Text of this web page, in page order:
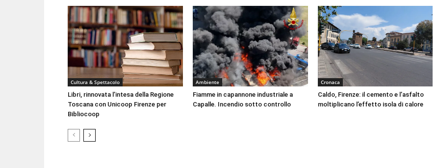
Cultura & Spettacolo
Libri, rinnovata l’intesa della Regione
Toscana con Unicoop Firenze per
Bibliocoop
Ambiente
Fiamme in capannone industriale a
Capalle. Incendio sotto controllo
Cronaca
Caldo, Firenze: il cemento e l’asfalto
moltiplicano l’effetto isola di calore